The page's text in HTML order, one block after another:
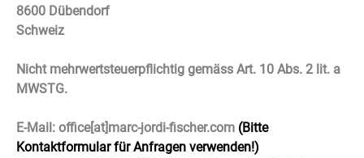
8600 Dübendorf
Schweiz
Nicht mehrwertsteuerpflichtig gemäss Art. 10 Abs. 2 lit. a
MWSTG.
E-Mail: office[at]marc-jordi-fischer.com (Bitte
Kontaktformular für Anfragen verwenden!)